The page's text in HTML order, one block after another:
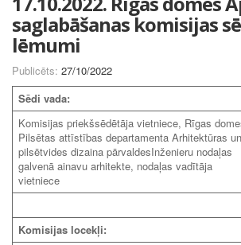
saglabāšanas komisijas
lēmumi
Publicēts: 27/10/2022
Sēdi vada:
Komisijas priekšsēdētāja vietniece, Rīgas
Pilsētas attīstības departamenta Arhitektūras un
pilsētvides dizaina pārvaldesInženieru nodaļas
galvenā ainavu arhitekte, nodaļas vadītāja
vietniece
Komisijas locekļi: